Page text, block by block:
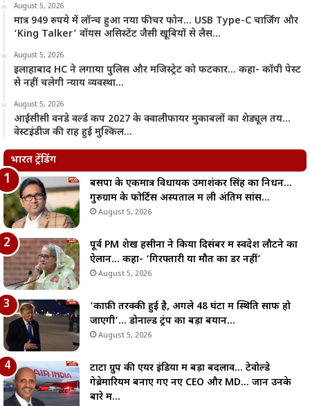
August 5, 2026
मात्र 949 रुपये में लॉन्च हुआ नया फीचर फोन… USB Type-C चार्जिंग और
‘King Talker’ वॉयस असिस्टेंट जैसी खूबियों से लैस…
August 5, 2026
इलाहाबाद HC ने लगाया पुलिस और मजिस्ट्रेट को फटकार… कहा- कॉपी पेस्ट
से नहीं चलेगी न्याय व्यवस्था…
August 5, 2026
आईसीसी वनडे वर्ल्ड कप 2027 के क्वालीफायर मुकाबलों का शेड्यूल तय…
वेस्टइंडीज की राह हुई मुश्किल…
भारत ट्रेंडिंग
बसपा के एकमात्र विधायक उमाशंकर सिंह का निधन…
गुरुग्राम के फोर्टिस अस्पताल में ली अंतिम सांस…
August 5, 2026
पूर्व PM शेख हसीना ने किया दिसंबर में स्वदेश लौटने का
ऐलान… कहा- ‘गिरफ्तारी या मौत का डर नहीं’
August 5, 2026
‘काफ़ी तरक्की हुई है, अगले 48 घंटों में स्थिति साफ हो
जाएगी’… डोनाल्ड ट्रंप का बड़ा बयान…
August 5, 2026
टाटा ग्रुप की एयर इंडिया में बड़ा बदलाव… टेवोल्डे
गेब्रेमारियम बनाए गए नए CEO और MD… जानें उनके
बारे में…